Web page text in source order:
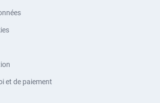
et de paiement